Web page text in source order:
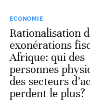
ECONOMIE
Rationalisation
exonérations
Afrique: qui des
personnes
des secteurs
perdent le plus?